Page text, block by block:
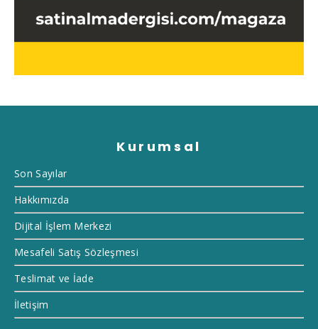
Kurumsal
Son Sayılar
Hakkımızda
Dijital İşlem Merkezi
Mesafeli Satış Sözleşmesi
Teslimat ve İade
İletişim